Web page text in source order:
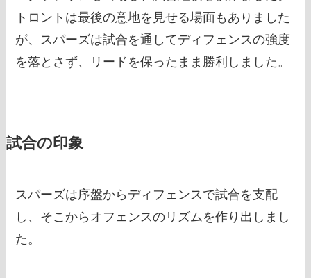
トロントは最後の意地を見せる場面もありました
が、スパーズは試合を通してディフェンスの強度
を落とさず、リードを保ったまま勝利しました。
試合の印象
スパーズは序盤からディフェンスで試合を支配
し、そこからオフェンスのリズムを作り出しまし
た。